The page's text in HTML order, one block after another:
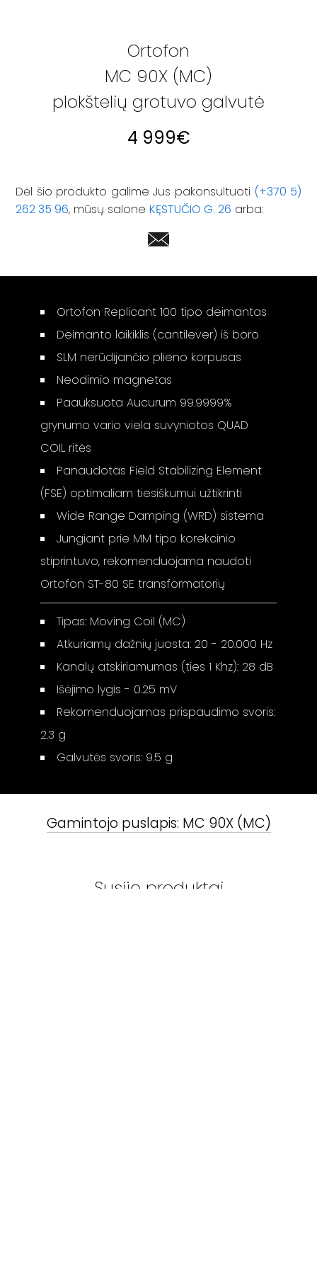
Ortofon
MC 90X (MC)
plokštelių grotuvo galvutė
4 999€
Dėl šio produkto galime Jus pakonsultuoti (+370 5)
262 35 96, mūsų salone KĘSTUČIO G. 26 arba:
Ortofon Replicant 100 tipo deimantas
Deimanto laikiklis (cantilever) iš boro
SLM nerūdijančio plieno korpusas
Neodimio magnetas
Paauksuota Aucurum 99.9999%
grynumo vario viela suvyniotos QUAD
COIL ritės
Panaudotas Field Stabilizing Element
(FSE) optimaliam tiesiškumui užtikrinti
Wide Range Damping (WRD) sistema
Jungiant prie MM tipo korekcinio
stiprintuvo, rekomenduojama naudoti
Ortofon ST-80 SE transformatorių
Tipas: Moving Coil (MC)
Atkuriamų dažnių juosta: 20 - 20.000 Hz
Kanalų atskiriamumas (ties 1 Khz): 28 dB
Išėjimo lygis - 0.25 mV
Rekomenduojamas prispaudimo svoris:
2.3 g
Galvutės svoris: 9.5 g
Gamintojo puslapis: MC 90X (MC)
Susiję produktai